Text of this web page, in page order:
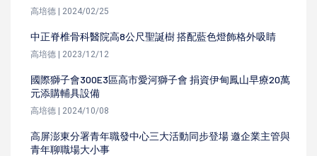
高培德 | 2024/02/25
中正脊椎骨科醫院高8公尺聖誕樹 搭配藍色燈飾格外吸睛
高培德 | 2023/12/12
國際獅子會300E3區高市愛河獅子會 捐資伊甸鳳山早療20萬
元添購輔具設備
高培德 | 2024/10/08
高屏澎東分署青年職發中心三大活動同步登場 邀企業主管與
青年聊職場大小事